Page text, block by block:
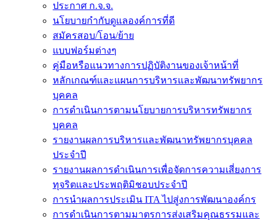
ประกาศ ก.จ.จ.
นโยบายกำกับดูแลองค์การที่ดี
สมัครสอบ/โอน/ย้าย
แบบฟอร์มต่างๆ
คู่มือหรือแนวทางการปฏิบัติงานของเจ้าหน้าที่
หลักเกณฑ์และแผนการบริหารและพัฒนาทรัพยากร
บุคคล
การดำเนินการตามนโยบายการบริหารทรัพยากร
บุคคล
รายงานผลการบริหารและพัฒนาทรัพยากรบุคคล
ประจำปี
รายงานผลการดำเนินการเพื่อจัดการความเสี่ยงการ
ทุจริตและประพฤติมิชอบประจำปี
การนำผลการประเมิน ITA ไปสู่งการพัฒนาองค์กร
การดำเนินการตามมาตรการส่งเสริมคุณธรรมและ